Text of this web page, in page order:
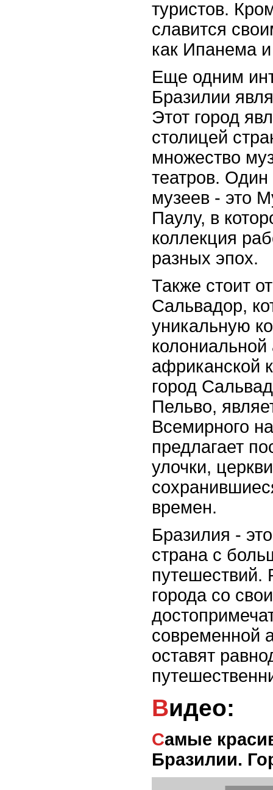
туристов.
славится
как Ипанема
Еще одним
Бразилии
Этот город
столицей
множество
театров.
музеев - это
Паулу, в
коллекция
разных эпох.
Также стоит
Сальвадор,
уникальную
колониальной
африканской
город
Пельво,
Всемирного
предлагает
улочки,
времен.
Бразилия -
страна с
путешествий.
города со
современной
оставят
Видео:
Самые красивые пляжи
Бразилии.